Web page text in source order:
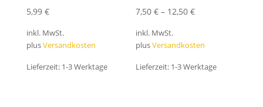
5,99 €
inkl. MwSt.
plusVersandkosten
Lieferzeit: 1-3 Werktage
7,50€ – 12,50€
inkl. MwSt.
plusVersandkosten
Lieferzeit: 1-3 Werktage